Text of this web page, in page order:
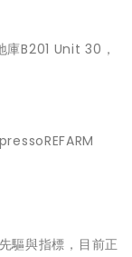
庫B201 Unit 30，
驅與指標，目前正